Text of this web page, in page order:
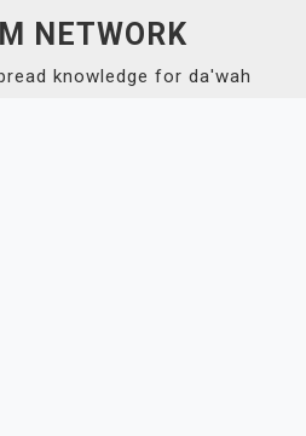
NETWORK
knowledge for da'wah